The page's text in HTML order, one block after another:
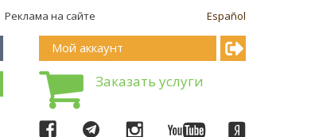
Español
Реклама на сайте
Мой аккаунт
Заказать услуги